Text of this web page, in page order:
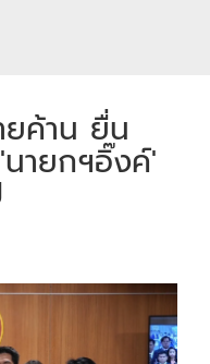
ค้าน ยื่น
นายกฯอิ๊งค์'